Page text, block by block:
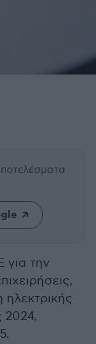
την
ηλεκτρικής
2024,